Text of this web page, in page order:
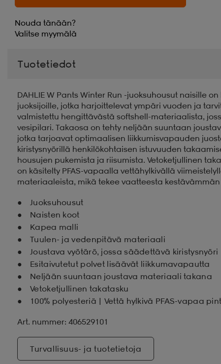
Nouda tänään?
Valitse myymälä
Tuotetiedot
DAHLIE W Pants Winter Run -juoksuhousut naisille
juoksijoille, jotka harjoittelevat ympäri vuoden ja
valmistettu hengittävästä softshell-materiaalista,
vesipilari. Takaosa on tehty neljään suuntaan
jotka tarjoavat optimaalisen liikkumisvapauden
kiristysnyörillä henkilökohtaisen istuvuuden
housujen pukemista ja riisumista. Vetoketjullinen
on käsitelty PFAS-vapaalla vettähylkivällä
materiaaleista, mikä tekee vaatteesta
Juoksuhousut
Naisten koot
Kapea malli
Tuulen- ja vedenpitävä materiaali
Joustava vyötärö, jossa säädettävä kiristysnyöri
Esitaivutetut polvet lisäävät liikkumavapautta
Neljään suuntaan joustava materiaali takana
Vetoketjullinen takatasku
100% polyesteriä | Vettä hylkivä PFAS-vapaa
Art. nummer: 406529101
Turvallisuus- ja tuotetietoja